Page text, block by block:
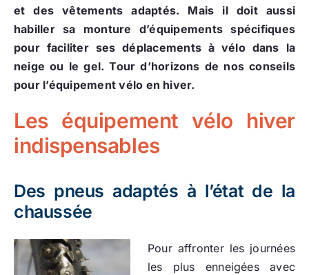
et des vêtements adaptés. Mais il doit aussi
habiller sa monture d’équipements spécifiques
pour faciliter ses déplacements à vélo dans la
neige ou le gel. Tour d’horizons de nos conseils
pour l’équipement vélo en hiver.
Les équipement vélo hiver
indispensables
Des pneus adaptés à l’état de la
chaussée
Pour affronter les journées
les plus enneigées avec